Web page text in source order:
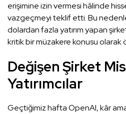
erişimine izin vermesi hâlinde
vazgeçmeyi teklif etti. Bu
dolardan fazla yatırım yapan
kritik bir müzakere konusu olarak
Değişen Şirket
Yatırımcılar
Geçtiğimiz hafta OpenAI, kâr